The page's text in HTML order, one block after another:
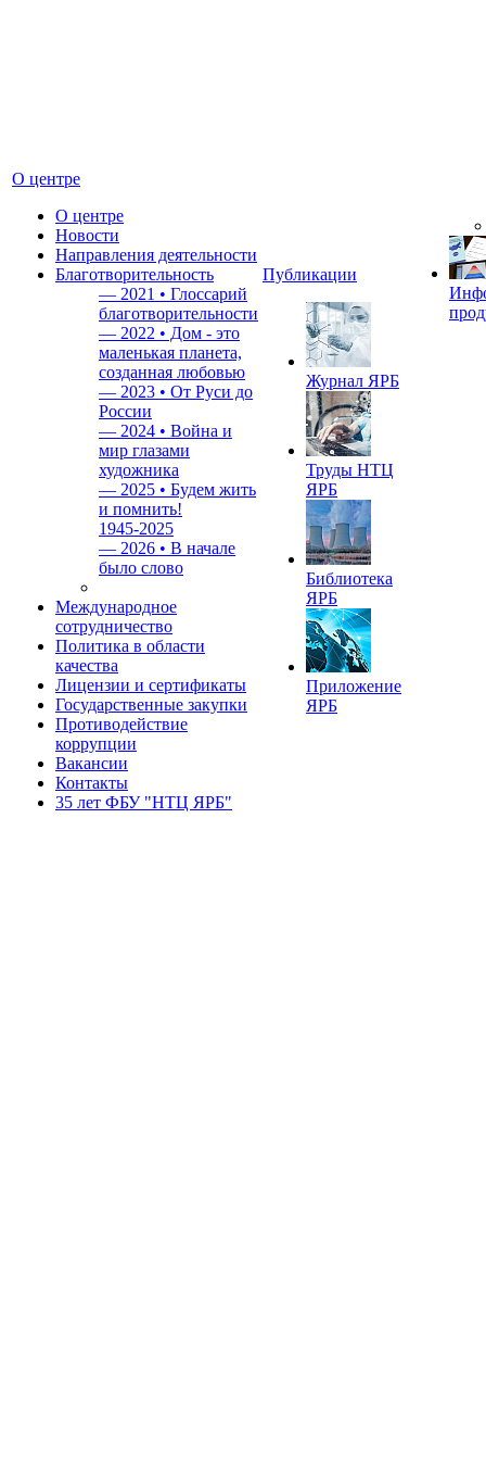
О центре
О центре
Новости
Направления деятельности
Благотворительность
— 2021 • Глоссарий
благотворительности
— 2022 • Дом - это
маленькая планета,
созданная любовью
— 2023 • От Руси до
России
— 2024 • Война и
мир глазами
художника
— 2025 • Будем жить
и помнить!
1945-2025
— 2026 • В начале
было слово
Международное
сотрудничество
Политика в области
качества
Лицензии и сертификаты
Государственные закупки
Противодействие
коррупции
Вакансии
Контакты
35 лет ФБУ "НТЦ ЯРБ"
Публикации
Журнал ЯРБ
Труды НТЦ
ЯРБ
Библиотека
ЯРБ
Приложение
ЯРБ